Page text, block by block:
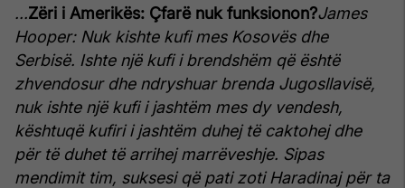
...Zëri i Amerikës: Çfarë nuk funksionon?James
Hooper: Nuk kishte kufi mes Kosovës dhe
Serbisë. Ishte një kufi i brendshëm që është
zhvendosur dhe ndryshuar brenda Jugosllavisë,
nuk ishte një kufi i jashtëm mes dy vendesh,
kështuqë kufiri i jashtëm duhej të caktohej dhe
për të duhet të arrihej marrëveshje. Sipas
mendimit tim, suksesi që pati zoti Haradinaj për ta